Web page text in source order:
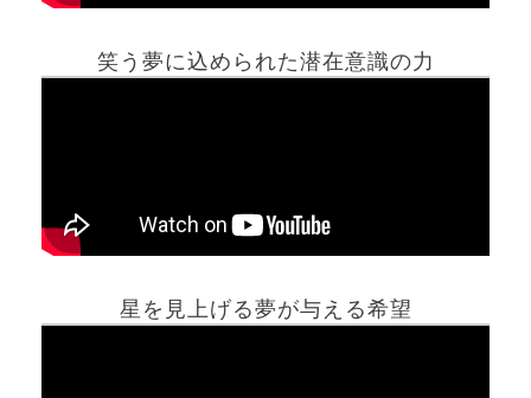
笑う夢に込められた潜在意識の力
星を見上げる夢が与える希望
ホーム